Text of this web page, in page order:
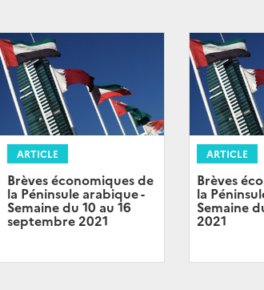
ARTICLE
Brèves économiques de
la Péninsule arabique -
Semaine du 10 au 16
septembre 2021
ARTICLE
Brèves
la
Semaine
2021